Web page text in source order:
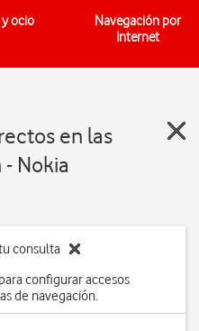
ocio
Navegación por
Internet
en las
Nokia
consulta
configurar accesos
de navegación.